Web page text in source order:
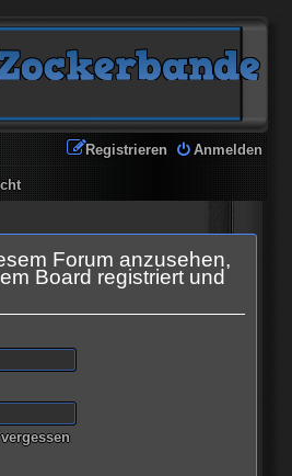
Anmelden
Registrieren
Forum anzusehen,
Board registriert und